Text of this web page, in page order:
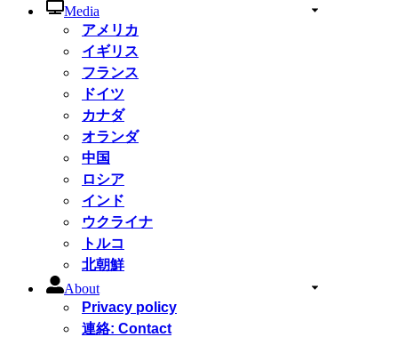
Media
アメリカ
イギリス
フランス
ドイツ
カナダ
オランダ
中国
ロシア
インド
ウクライナ
トルコ
北朝鮮
About
Privacy policy
連絡: Contact